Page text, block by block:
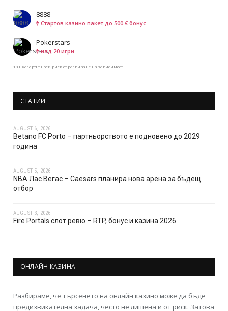
8888
Cтартов казино пакет до 500 € бонус
Pokerstars
над 20 игри
18+ Хазартът носи риск от развиване на зависимост
СТАТИИ
AUGUST 6, 2026
Betano FC Porto – партньорството е подновено до 2029
година
AUGUST 5, 2026
NBA Лас Вегас – Caesars планира нова арена за бъдещ
отбор
AUGUST 3, 2026
Fire Portals слот ревю – RTP, бонус и казина 2026
ОНЛАЙН КАЗИНА
Разбираме, че търсенето на онлайн казино може да бъде
предизвикателна задача, често не лишена и от риск. Затова